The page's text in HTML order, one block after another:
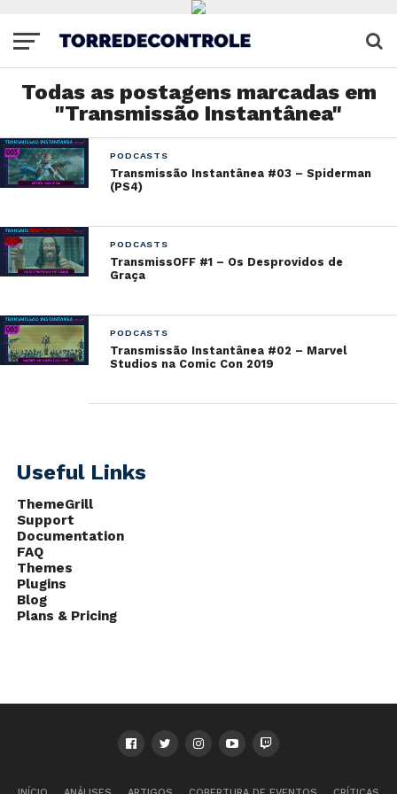
Todas as postagens marcadas em
"Transmissão Instantânea"
PODCASTS
Transmissão Instantânea #03 – Spiderman
(PS4)
PODCASTS
TransmissOFF #1 – Os Desprovidos de
Graça
PODCASTS
Transmissão Instantânea #02 – Marvel
Studios na Comic Con 2019
Useful Links
ThemeGrill
Support
Documentation
FAQ
Themes
Plugins
Blog
Plans & Pricing